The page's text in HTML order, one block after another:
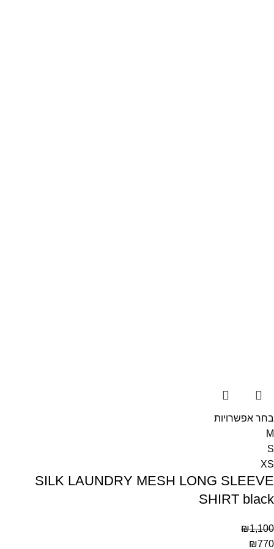
בחר אפשרויות
M
S
XS
SILK LAUNDRY MESH LONG SLEEVE
SHIRT black
₪1,100
₪770